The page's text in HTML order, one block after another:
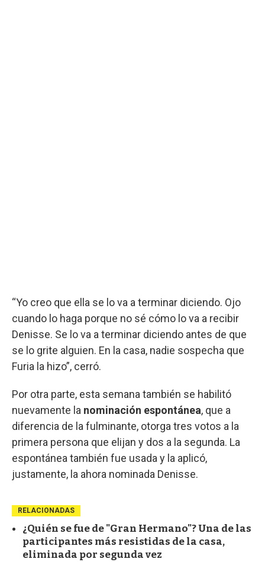
“Yo creo que ella se lo va a terminar diciendo. Ojo
cuando lo haga porque no sé cómo lo va a recibir
Denisse. Se lo va a terminar diciendo antes de que
se lo grite alguien. En la casa, nadie sospecha que
Furia la hizo”, cerró.
Por otra parte, esta semana también se habilitó
nuevamente la nominación espontánea, que a
diferencia de la fulminante, otorga tres votos a la
primera persona que elijan y dos a la segunda. La
espontánea también fue usada y la aplicó,
justamente, la ahora nominada Denisse.
RELACIONADAS
¿Quién se fue de "Gran Hermano"? Una de las
participantes más resistidas de la casa,
eliminada por segunda vez